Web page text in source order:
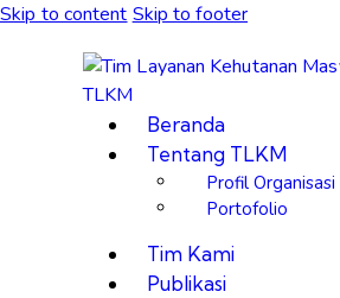
Skip to content Skip to footer
Beranda
Tentang TLKM
Profil Organisasi
Portofolio
Tim Kami
Publikasi